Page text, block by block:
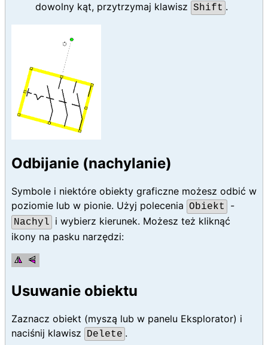
dowolny kąt, przytrzymaj klawisz Shift .
Odbijanie (nachylanie)
Symbole i niektóre obiekty graficzne możesz odbić w
poziomie lub w pionie. Użyj polecenia Obiekt -
Nachyl
i wybierz kierunek. Możesz też kliknąć
ikony na pasku narzędzi:
Usuwanie obiektu
Zaznacz obiekt (myszą lub w panelu Eksplorator) i
naciśnij klawisz
Delete .